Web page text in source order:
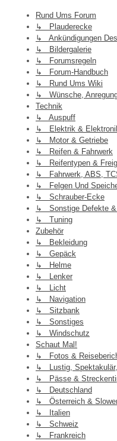
Rund Ums Forum
↳ Plauderecke
↳ Ankündigungen
↳ Bildergalerie
↳ Forumsregeln
↳ Forum-Handbuch
↳ Rund Ums Wiki
↳ Wünsche,
Technik
↳ Auspuff
↳ Elektrik &
↳ Motor & Getriebe
↳ Reifen & Fahrwerk
↳ Reifentypen &
↳ Fahrwerk, ABS,
↳ Felgen Und
↳ Schrauber-Ecke
↳ Sonstige Defekte &
↳ Tuning
Zubehör
↳ Bekleidung
↳ Gepäck
↳ Helme
↳ Lenker
↳ Licht
↳ Navigation
↳ Sitzbank
↳ Sonstiges
↳ Windschutz
Schaut Mal!
↳ Fotos &
↳ Lustig,
↳ Pässe &
↳ Deutschland
↳ Österreich &
↳ Italien
↳ Schweiz
↳ Frankreich